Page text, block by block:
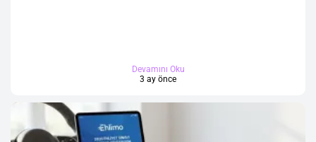
Devamını Oku
3 ay önce